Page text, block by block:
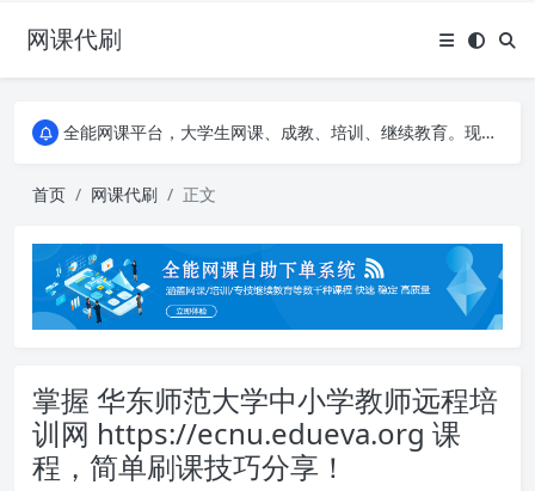
网课代刷
AI论文写作平台，根据真实文献内容生成论文
全能网课平台，大学生网课、成教、培训、继续教育。现已接入代刷代考项目3000+
全能网课平台，大学生网课、成教、培训、继续教育。现已接入代刷代考项目3000+
首页 网课代刷 正文
掌握 华东师范大学中小学教师远程培
训网 https://ecnu.edueva.org 课
程，简单刷课技巧分享！